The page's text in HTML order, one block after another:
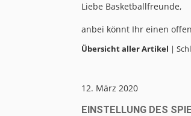
Liebe Basketballfreunde,
anbei könnt Ihr einen
Übersicht aller Artikel |
12. März 2020
EINSTELLUNG DES